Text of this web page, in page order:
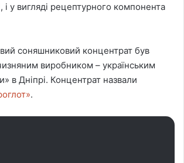
і у вигляді рецептурного компонента
соняшниковий концентрат був
виробником – українським
в Дніпрі. Концентрат назвали
.